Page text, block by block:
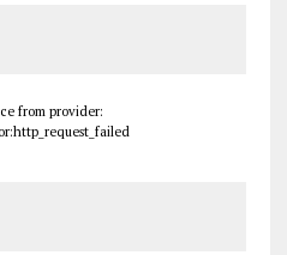
from provider: